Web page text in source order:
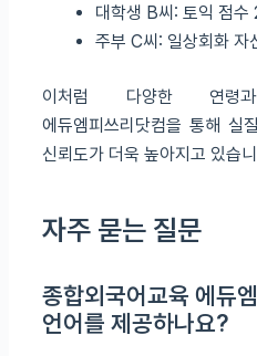
대학생 B씨: 토익 점수
주부 C씨: 일상회화 자
이처럼 다양한 연령
에듀엠피쓰리닷컴을 통해 실
신뢰도가 더욱 높아지고 있습
자주 묻는 질문
종합외국어교육 에듀
언어를 제공하나요?